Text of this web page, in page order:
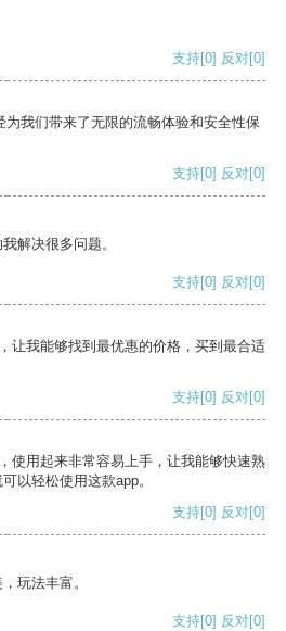
支持[0] 反对[0]
我们带来了无限的流畅体验和安全性保
支持[0] 反对[0]
解决很多问题。
支持[0] 反对[0]
让我能够找到最优惠的价格，买到最合适
支持[0] 反对[0]
使用起来非常容易上手，让我能够快速熟
以轻松使用这款app。
支持[0] 反对[0]
玩法丰富。
支持[0] 反对[0]